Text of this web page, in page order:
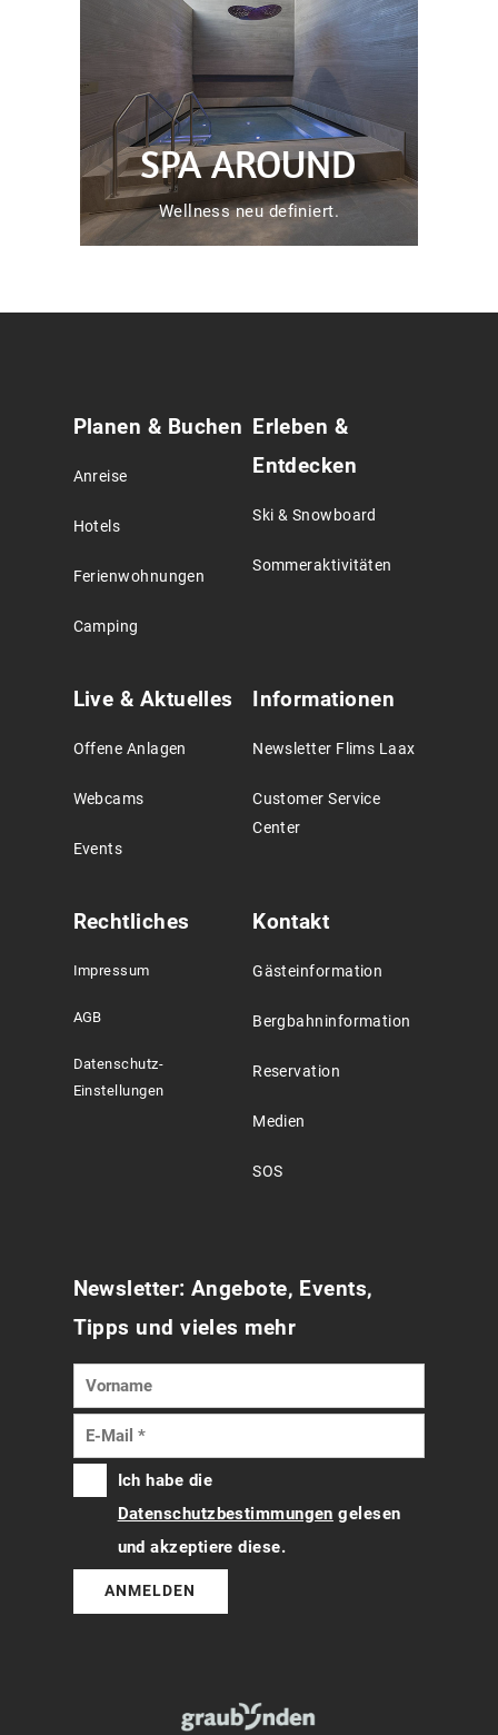
SPA AROUND
Wellness neu definiert.
Planen & Buchen
Anreise
Hotels
Ferienwohnungen
Camping
Erleben &
Entdecken
Ski & Snowboard
Sommeraktivitäten
Live & Aktuelles
Offene Anlagen
Webcams
Events
Informationen
Newsletter Flims Laax
Customer Service
Center
Rechtliches
Impressum
AGB
Datenschutz-
Einstellungen
Kontakt
Gästeinformation
Bergbahninformation
Reservation
Medien
SOS
Newsletter: Angebote, Events,
Tipps und vieles mehr
Ich habe die
Datenschutzbestimmungen gelesen
und akzeptiere diese.
Service
ANMELDEN